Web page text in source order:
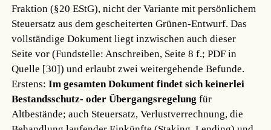
Fraktion (§20 EStG), nicht der Variante mit persönlichem
Steuersatz aus dem gescheiterten Grünen-Entwurf. Das
vollständige Dokument liegt inzwischen auch dieser
Seite vor (Fundstelle: Anschreiben, Seite 8 f.; PDF in
Quelle [30]) und erlaubt zwei weitergehende Befunde.
Erstens:Im gesamten Dokument findet sich keinerlei
Bestandsschutz- oder Übergangsregelung für
Altbestände; auch Steuersatz, Verlustverrechnung, die